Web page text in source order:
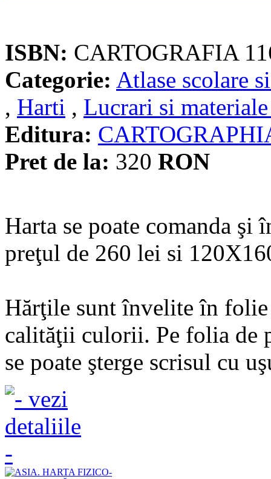
ISBN: CARTOGRAFIA
Categorie: Atlase scolare
, Harti , Lucrari si
Editura:
Pret de la: 320 RON
Harta se poate comanda
preţul de 260 lei si
Hărţile sunt învelite în folie
calităţii culorii. Pe folia de
se poate şterge scrisul cu